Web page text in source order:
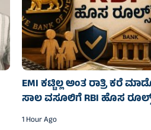
EMI ಕಟ್ಟಿಲ್ಲ ಅಂತ ರಾತ್ರಿ ಕರೆ
ಸಾಲ ವಸೂಲಿಗೆ RBI ಹೊಸ
1 Hour Ago